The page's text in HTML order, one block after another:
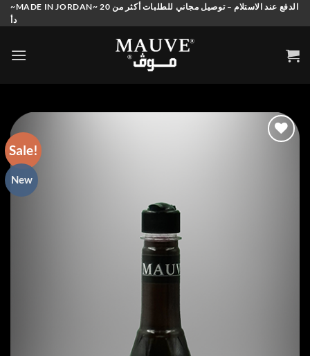
Skip
to
~MADE IN JORDAN~ الدفع عند الاستلام – توصيل مجاني للطلبات أكثر من 20
دأ
Sale!
New